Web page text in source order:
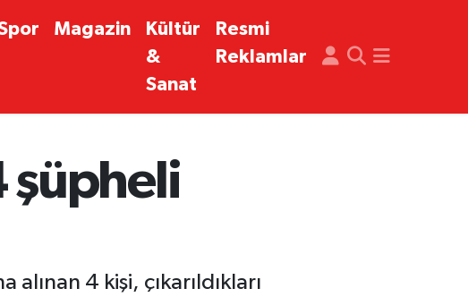
Magazin
Kültür
&
Sanat
Resmi
Reklamlar
şüpheli
4 kişi, çıkarıldıkları